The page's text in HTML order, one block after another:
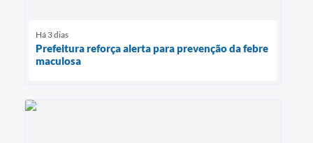
Há 3 dias
Prefeitura reforça alerta para prevenção da febre
maculosa